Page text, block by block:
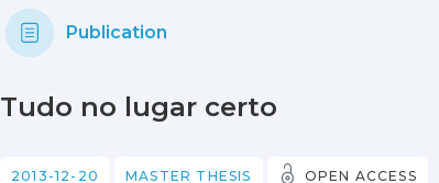
Publication
Tudo no lugar certo
2013-12-20 MASTER THESIS OPEN ACCESS